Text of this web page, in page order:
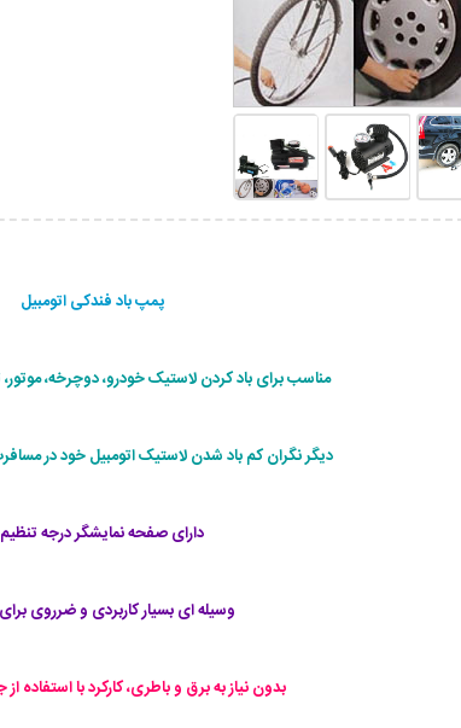
پمپ باد فندکی اتومبیل
مناسب برای باد کردن لاستیک خودرو، دوچرخه،
دیگر نگران کم باد شدن لاستیک اتومبیل خود در
دارای صفحه نمایشگر درجه تنظیم
وسیله ای بسیار کاربردی و ضرروی
بدون نیاز به برق و باطری، کارکرد با استفاده